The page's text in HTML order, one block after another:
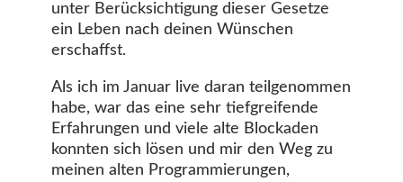
unter Berücksichtigung dieser Gesetze
ein Leben nach deinen Wünschen
erschaffst.
Als ich im Januar live daran teilgenommen
habe, war das eine sehr tiefgreifende
Erfahrungen und viele alte Blockaden
konnten sich lösen und mir den Weg zu
meinen alten Programmierungen,